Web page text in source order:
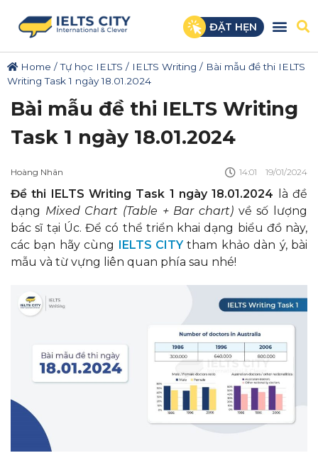
ĐẶT HẸN
Home /Tự học IELTS / IELTS Writing / Bài mẫu đề thi IELTS
Writing Task 1 ngày 18.01.2024
Bài mẫu đề thi IELTS Writing
Task 1 ngày 18.01.2024
Hoàng Nhân 14:01 19/01/2024
Đề thi IELTS Writing Task 1 ngày 18.01.2024 là đề
dạng Mixed Chart (Table + Bar chart) về số lượng
bác sĩ tại Úc. Để có thể triển khai dạng biểu đồ này,
các bạn hãy cùng IELTS CITYtham khảo dàn ý, bài
mẫu và từ vựng liên quan phía sau nhé!